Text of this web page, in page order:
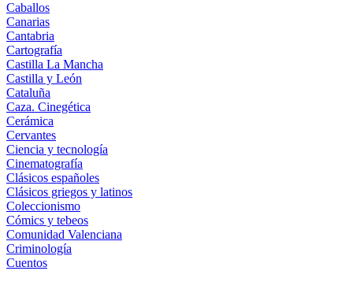
Caballos
Canarias
Cantabria
Cartografía
Castilla La Mancha
Castilla y León
Cataluña
Caza. Cinegética
Cerámica
Cervantes
Ciencia y tecnología
Cinematografía
Clásicos españoles
Clásicos griegos y latinos
Coleccionismo
Cómics y tebeos
Comunidad Valenciana
Criminología
Cuentos